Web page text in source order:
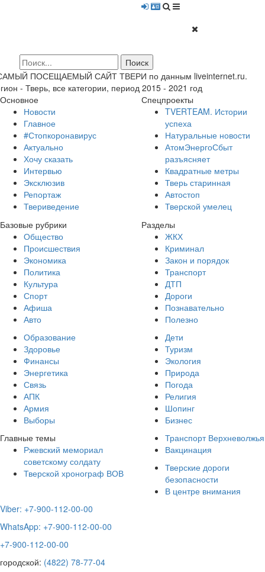
ПОСЕЩАЕМЫЙ САЙТ ТВЕРИ по данным liveinternet.ru.
- Тверь, все категории, период 2015 - 2021 год
Основное
Новости
Главное
#Стопкоронавирус
Актуально
Хочу сказать
Интервью
Эксклюзив
Репортаж
Твериведение
Спецпроекты
TVERTEAM. Истории
успеха
Натуральные новости
АтомЭнергоСбыт
разъясняет
Квадратные метры
Тверь старинная
Автостоп
Тверской умелец
Базовые рубрики
Общество
Происшествия
Экономика
Политика
Культура
Спорт
Афиша
Авто
Разделы
ЖКХ
Криминал
Закон и порядок
Транспорт
ДТП
Дороги
Познавательно
Полезно
Образование
Здоровье
Финансы
Энергетика
Связь
АПК
Армия
Выборы
Дети
Туризм
Экология
Природа
Погода
Религия
Шопинг
Бизнес
Главные темы
Ржевский мемориал
советскому солдату
Тверской хронограф ВОВ
Транспорт Верхневолжья
Вакцинация
Тверские дороги
безопасности
В центре внимания
Viber: +7-900-112-00-00
WhatsApp: +7-900-112-00-00
+7-900-112-00-00
городской: (4822) 78-77-04